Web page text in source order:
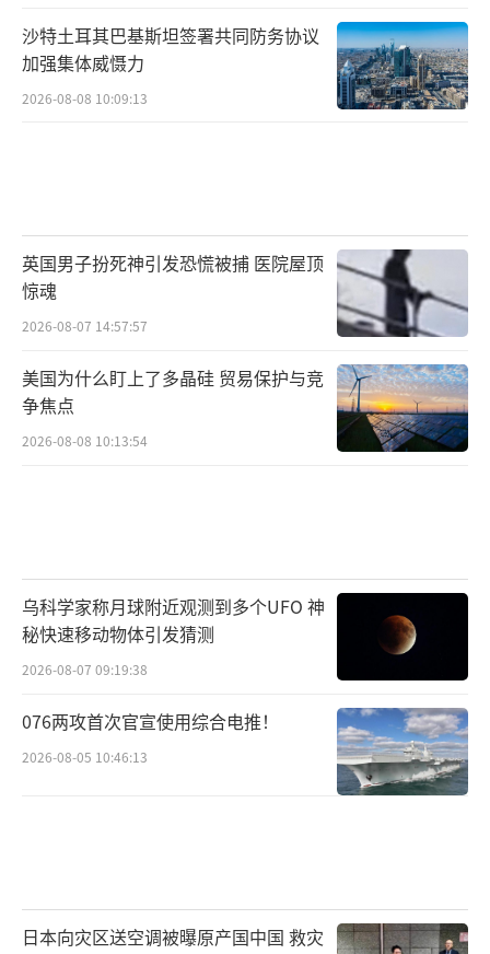
沙特土耳其巴基斯坦签署共同防务协议
加强集体威慑力
2026-08-08 10:09:13
英国男子扮死神引发恐慌被捕 医院屋顶
惊魂
2026-08-07 14:57:57
美国为什么盯上了多晶硅 贸易保护与竞
争焦点
2026-08-08 10:13:54
乌科学家称月球附近观测到多个UFO 神
秘快速移动物体引发猜测
2026-08-07 09:19:38
076两攻首次官宣使用综合电推！
2026-08-05 10:46:13
日本向灾区送空调被曝原产国中国 救灾